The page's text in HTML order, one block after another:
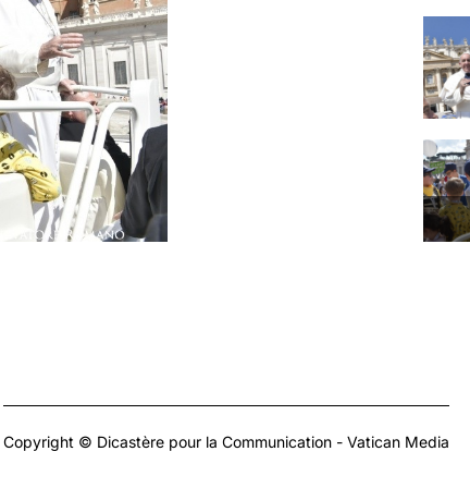
Copyright © Dicastère pour la Communication - Vatican Media